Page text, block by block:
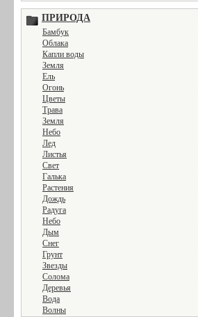
ПРИРОДА
Бамбук
Облака
Капли воды
Земля
Ель
Огонь
Цветы
Трава
Земля
Небо
Лед
Листья
Свет
Галька
Растения
Дождь
Радуга
Небо
Дым
Снег
Грунт
Звезды
Солома
Деревья
Вода
Волны